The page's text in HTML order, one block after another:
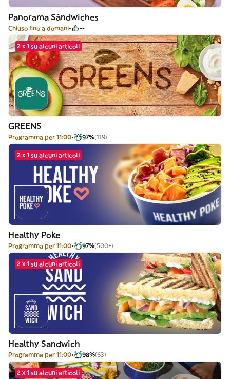
Panorama Sándwiches
Chiuso fino a domani --
2 x 1 su alcuni articoli
GREENS
Programma per 11:00 97%(119)
2 x 1 su alcuni articoli
Healthy Poke
Programma per 11:00 97%(500+)
2 x 1 su alcuni articoli
Healthy Sandwich
Programma per 11:00 98%(63)
2 x 1 su alcuni articoli